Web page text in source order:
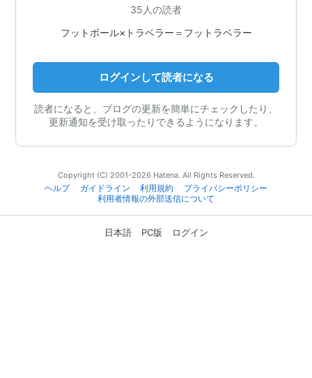
35人の読者
フットボール×トラベラー＝フットラベラー
ログインして読者になる
読者になると、ブログの更新を簡単にチェックしたり、
更新通知を受け取ったりできるようになります。
Copyright (C) 2001-2026 Hatena. All Rights Reserved.
ヘルプ
ガイドライン 利用規約
プライバシーポリシー
利用者情報の外部送信について
日本語 PC版 ログイン